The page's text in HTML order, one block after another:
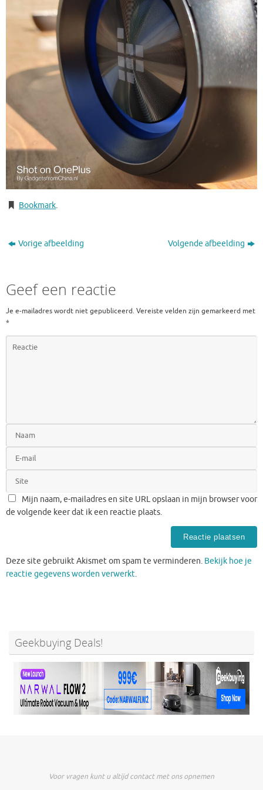
Bookmark.
Vorige afbeelding Volgende afbeelding
Geef een reactie
Je e-mailadres wordt niet gepubliceerd. Vereiste velden zijn gemarkeerd met
*
Mijn naam, e-mailadres en site URL opslaan in mijn browser voor
de volgende keer dat ik een reactie plaats.
Deze site gebruikt Akismet om spam te verminderen. Bekijk hoe je
reactie gegevens worden verwerkt.
Geekbuying Deals!
Voor vragen kunt u altijd contact met ons opnemen